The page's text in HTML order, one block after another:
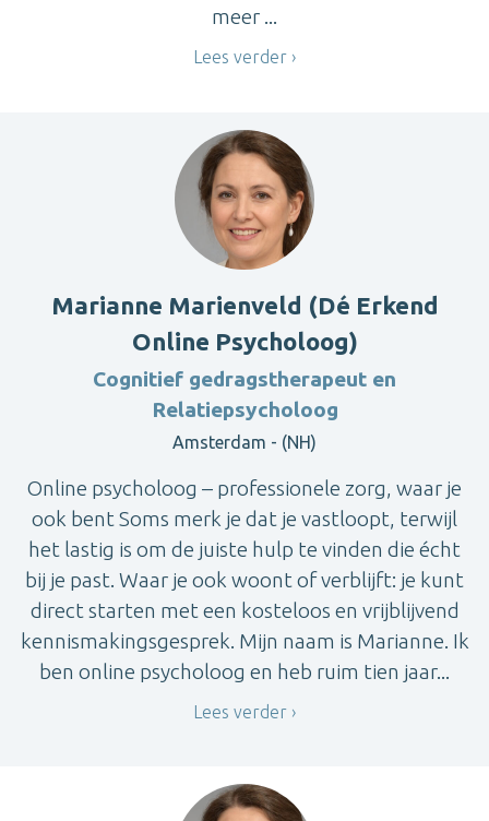
meer ...
Lees verder
Marianne Marienveld (Dé Erkend
Online Psycholoog)
Cognitief gedragstherapeut en
Relatiepsycholoog
Amsterdam - (NH)
Online psycholoog – professionele zorg, waar je
ook bent Soms merk je dat je vastloopt, terwijl
het lastig is om de juiste hulp te vinden die écht
bij je past. Waar je ook woont of verblijft: je kunt
direct starten met een kosteloos en vrijblijvend
kennismakingsgesprek. Mijn naam is Marianne. Ik
ben online psycholoog en heb ruim tien jaar...
Lees verder